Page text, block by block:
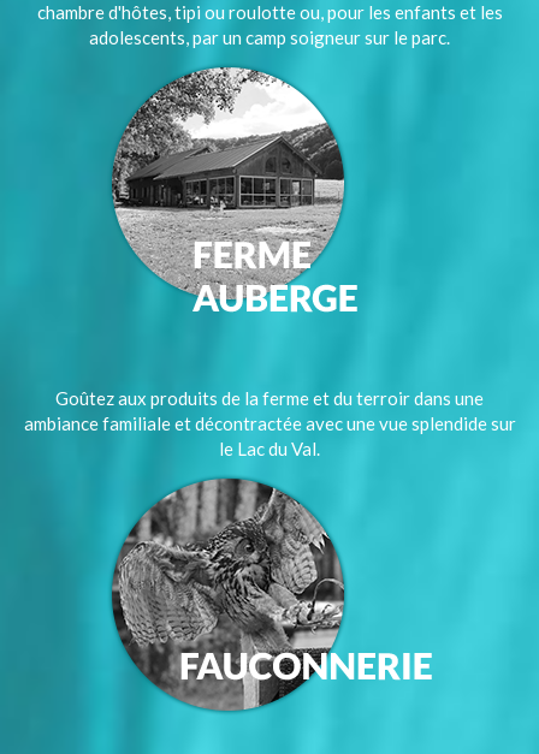
chambre d'hôtes, tipi ou roulotte ou, pour les enfants et les
adolescents, par un camp soigneur sur le parc.
Goûtez aux produits de la ferme et du terroir dans une
ambiance familiale et décontractée avec une vue splendide sur
le Lac du Val.